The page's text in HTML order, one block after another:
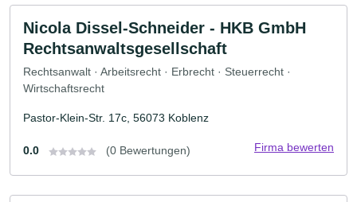
Nicola Dissel-Schneider - HKB GmbH
Rechtsanwaltsgesellschaft
Rechtsanwalt · Arbeitsrecht · Erbrecht · Steuerrecht ·
Wirtschaftsrecht
Pastor-Klein-Str. 17c, 56073 Koblenz
0.0 (0 Bewertungen) Firma bewerten